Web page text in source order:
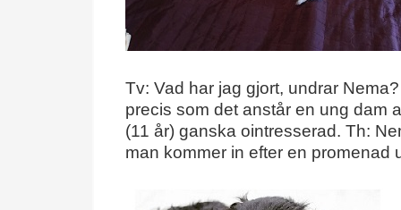
Tv: Vad har jag gjort, undrar
precis som det anstår en ung dam
(11 år) ganska ointresserad. Th:
man kommer in efter en promenad